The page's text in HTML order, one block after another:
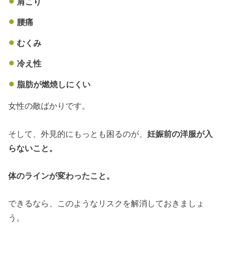
腰痛
むくみ
冷え性
脂肪が燃焼しにくい
女性の敵ばかりです。
そして、外見的にもっとも困るのが、妊娠前の洋服が入
らないこと。
体のラインが変わったこと。
できるなら、このようなリスクを解消しておきましょ
う。